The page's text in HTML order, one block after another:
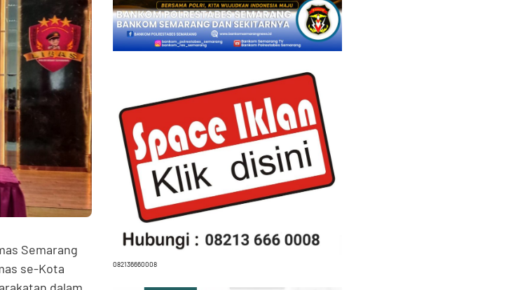
Semarang
se-Kota
082136660008